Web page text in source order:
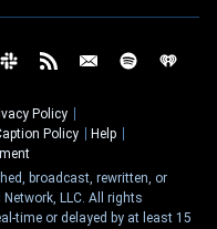
Policy
Policy
Help
broadcast, rewritten, or
LLC. All rights
time or delayed by at least 15